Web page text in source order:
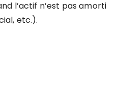
l’actif n’est pas amorti
etc.).